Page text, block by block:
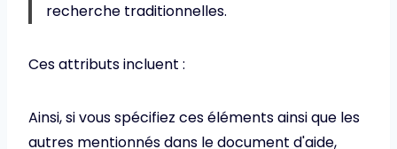
recherche traditionnelles.
Ces attributs incluent :
Ainsi, si vous spécifiez ces éléments ainsi que les
autres mentionnés dans le document d'aide,